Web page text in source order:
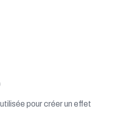
pour créer un effet